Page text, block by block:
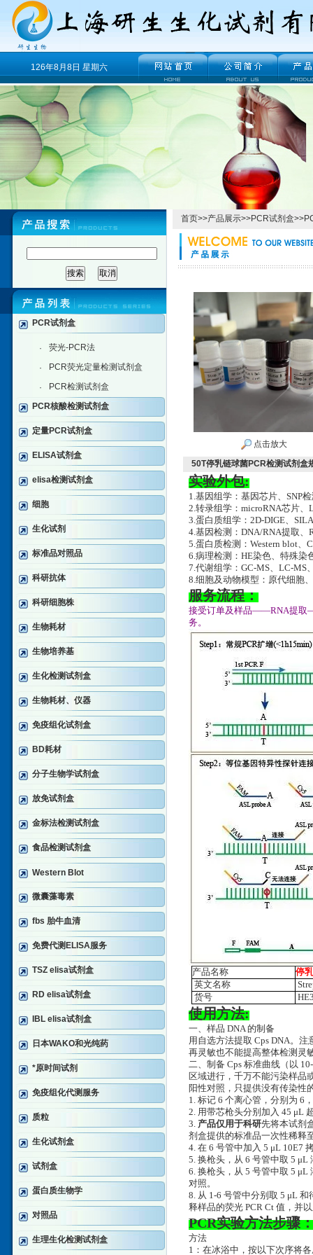
126年8月8日 星期六
PCR试剂盒
· 荧光-PCR法
· PCR荧光定量检测试剂盒
·
PCR检测试剂盒
PCR核酸检测试剂盒
定量PCR试剂盒
ELISA试剂盒
elisa检测试剂盒
细胞
生化试剂
标准品对照品
科研抗体
科研细胞株
生物耗材
生物培养基
生化检测试剂盒
生物耗材、仪器
免疫组化试剂盒
BD耗材
分子生物学试剂盒
放免试剂盒
金标法检测试剂盒
食品检测试剂盒
Western Blot
微囊藻毒素
fbs 胎牛血清
免费代测ELISA服务
TSZ elisa试剂盒
RD elisa试剂盒
IBL elisa试剂盒
日本WAKO和光纯药
*原时间试剂
免疫组化代测服务
质粒
生化试剂盒
试剂盒
蛋白质生物学
对照品
生理生化检测试剂盒
首页>>产品展示>>PCR试剂盒>>
点击放大
50T停乳链球菌PCR检测试剂盒
实验外包:
1.基因组学：基因芯片、SNP
2.转录组学：microRNA芯片、
3.蛋白质组学：2D-DIGE、
4.基因检测：DNA/RNA提取、
5.蛋白质检测：Western blot、
6.病理检测：HE染色、特殊染
7.代谢组学：GC-MS、LC-MS
8.细胞及动物模型：原代细胞
服务流程：
接受订单及样品——RNA提
务。
产品名称
停
英文名称
货号
使用方法:
一、样品 DNA 的制备
用自选方法提取 Cps DNA。
再灵敏也不能提高整体检测灵
二、制备 Cps 标准曲线（以
区域进行，千万不能污染样品
阳性对照，只提供没有传染性
1. 标记 6 个离心管，分别为 6
2. 用带芯枪头分别加入 45 μL
3. 产品仅用于科研先将本试剂
剂盒提供的标准品一次性稀释
4. 在 6 号管中加入 5 μL 10E7
5. 换枪头，从 6 号管中取 5 μL
6. 换枪头，从 5 号管中取 5
对照。
8. 从 1-6 号管中分别取 5 μL
释样品的荧光 PCR Ct 值，并
PCR实验方法步骤
方法
1：在冰浴中，按以下次序将